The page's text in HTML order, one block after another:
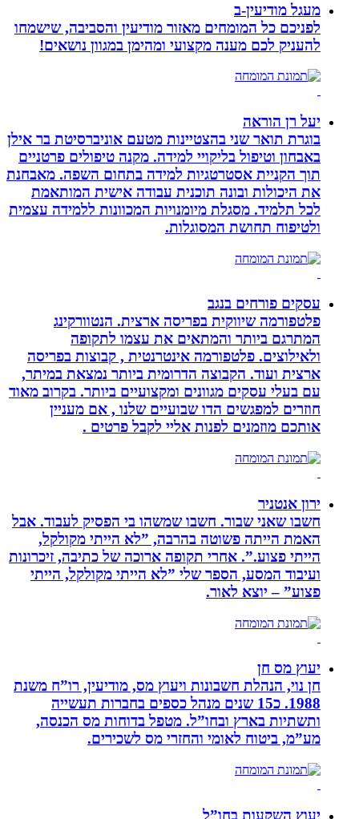
מעגל מודיעין-ב
לפניכם כל המומחים מאזור מודיעין והסביבה, שישמחו
להעניק לכם מענה מקצועי ומהימן במגוון נושאים!
יעל רן הוראה
בוגרת תואר שני בהצטיינות מטעם אוניברסיטת בר אילן
באבחון וטיפול בליקויי למידה. מקנה טיפולים פרטניים
תוך הקניית אסטרטגיות למידה בתחום השפה. מאבחנת
את היכולות ובונה תוכנית עבודה אישית המותאמת
לכל תלמיד. מסגלת מיומנויות המכוונות ללמידה עצמית
ולטיפוח תחושת המסוגלות.
עסקים פורחים בנגב
פלטפורמה שיווקית בפריסה ארצית. הנטוורקינג
המתרגם ביותר והמתאים את עצמו לתקופה
ולאילוצים. פלטפורמה אינטרנטית , קבוצות בפריסה
ארצית ועוד. הקבוצה הדרומית ביותר נמצאת במיתר,
עם בעלי עסקים מגוונים ומקצועיים ביותר. בקרוב מאוד
חוזרים למפגשים הדו שבועיים שלנו , אם מעניין
אותכם מוזמנים לפנות אליי לקבל פרטים .
ירון אנטניר
חשבו שאני שבור. חשבו שמשהו בי הפסיק לעבוד. אבל
האמת הייתה פשוטה בהרבה, ”לא הייתי מקולקל,
הייתי פצוע.”. אחרי תקופה ארוכה של כתיבה, זיכרונות
ועיבוד המסע, הספר שלי ”לא הייתי מקולקל, הייתי
פצוע” – יוצא לאור.
יעוץ מס חן
חן נוי, הנהלת חשבונות ויעוץ מס, מודיעין, רו”ח משנת
1988. כ15 שנים מנהל כספים בחברות תעשייה
ותשתיות בארץ ובחו”ל. מטפל בדוחות מס הכנסה,
מע”מ, ביטוח לאומי והחזרי מס לשכירים.
יעוץ השקעות בחו”ל